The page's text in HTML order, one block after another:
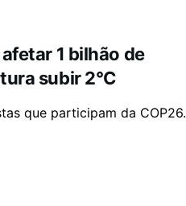
1 bilhão de
subir 2°C
que participam da COP26.